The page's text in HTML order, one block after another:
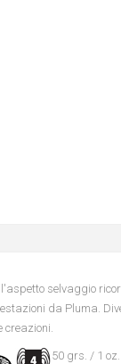
selvaggio
da Pluma.
creazioni.
50 grs. / 1